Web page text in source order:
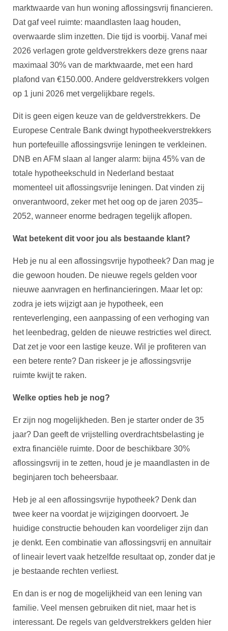
marktwaarde van hun woning aflossingsvrij financieren.
Dat gaf veel ruimte: maandlasten laag houden,
overwaarde slim inzetten. Die tijd is voorbij. Vanaf mei
2026 verlagen grote geldverstrekkers deze grens naar
maximaal 30% van de marktwaarde, met een hard
plafond van €150.000. Andere geldverstrekkers volgen
op 1 juni 2026 met vergelijkbare regels.
Dit is geen eigen keuze van de geldverstrekkers. De
Europese Centrale Bank dwingt hypotheekverstrekkers
hun portefeuille aflossingsvrije leningen te verkleinen.
DNB en AFM slaan al langer alarm: bijna 45% van de
totale hypotheekschuld in Nederland bestaat
momenteel uit aflossingsvrije leningen. Dat vinden zij
onverantwoord, zeker met het oog op de jaren 2035–
2052, wanneer enorme bedragen tegelijk aflopen.
Wat betekent dit voor jou als bestaande klant?
Heb je nu al een aflossingsvrije hypotheek? Dan mag je
die gewoon houden. De nieuwe regels gelden voor
nieuwe aanvragen en herfinancieringen. Maar let op:
zodra je iets wijzigt aan je hypotheek, een
renteverlenging, een aanpassing of een verhoging van
het leenbedrag, gelden de nieuwe restricties wel direct.
Dat zet je voor een lastige keuze. Wil je profiteren van
een betere rente? Dan riskeer je je aflossingsvrije
ruimte kwijt te raken.
Welke opties heb je nog?
Er zijn nog mogelijkheden. Ben je starter onder de 35
jaar? Dan geeft de vrijstelling overdrachtsbelasting je
extra financiële ruimte. Door de beschikbare 30%
aflossingsvrij in te zetten, houd je je maandlasten in de
beginjaren toch beheersbaar.
Heb je al een aflossingsvrije hypotheek? Denk dan
twee keer na voordat je wijzigingen doorvoert. Je
huidige constructie behouden kan voordeliger zijn dan
je denkt. Een combinatie van aflossingsvrij en annuïtair
of lineair levert vaak hetzelfde resultaat op, zonder dat je
je bestaande rechten verliest.
En dan is er nog de mogelijkheid van een lening van
familie. Veel mensen gebruiken dit niet, maar het is
interessant. De regels van geldverstrekkers gelden hier